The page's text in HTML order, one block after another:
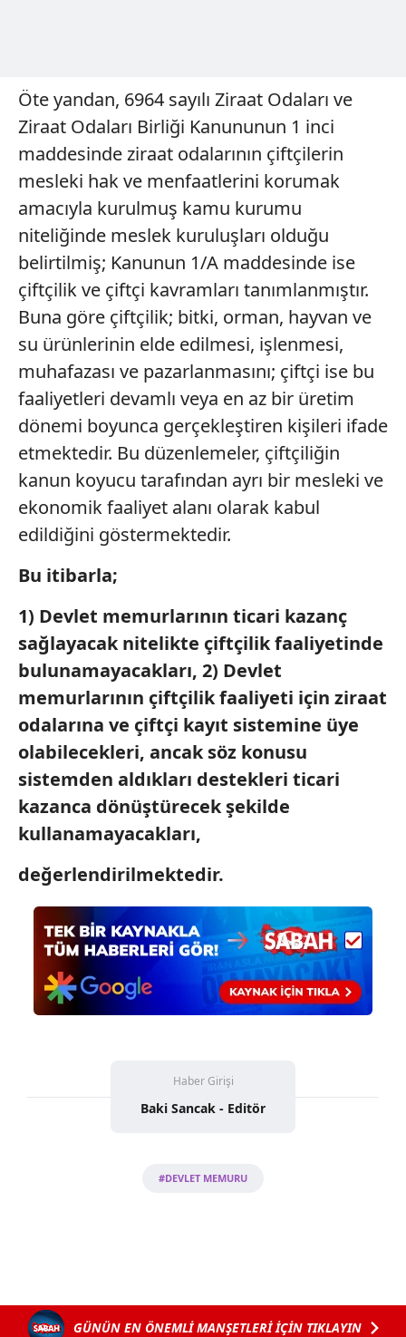
Öte yandan, 6964 sayılı Ziraat Odaları ve
Ziraat Odaları Birliği Kanununun 1 inci
maddesinde ziraat odalarının çiftçilerin
mesleki hak ve menfaatlerini korumak
amacıyla kurulmuş kamu kurumu
niteliğinde meslek kuruluşları olduğu
belirtilmiş; Kanunun 1/A maddesinde ise
çiftçilik ve çiftçi kavramları tanımlanmıştır.
Buna göre çiftçilik; bitki, orman, hayvan ve
su ürünlerinin elde edilmesi, işlenmesi,
muhafazası ve pazarlanmasını; çiftçi ise bu
faaliyetleri devamlı veya en az bir üretim
dönemi boyunca gerçekleştiren kişileri ifade
etmektedir. Bu düzenlemeler, çiftçiliğin
kanun koyucu tarafından ayrı bir mesleki ve
ekonomik faaliyet alanı olarak kabul
edildiğini göstermektedir.
Bu itibarla;
1) Devlet memurlarının ticari kazanç
sağlayacak nitelikte çiftçilik faaliyetinde
bulunamayacakları, 2) Devlet
memurlarının çiftçilik faaliyeti için ziraat
odalarına ve çiftçi kayıt sistemine üye
olabilecekleri, ancak söz konusu
sistemden aldıkları destekleri ticari
kazanca dönüştürecek şekilde
kullanamayacakları,
değerlendirilmektedir.
Haber Girişi
Baki Sancak - Editör
#DEVLET MEMURU
GÜNÜN EN ÖNEMLİ MANŞETLERİ İÇİN TIKLAYIN